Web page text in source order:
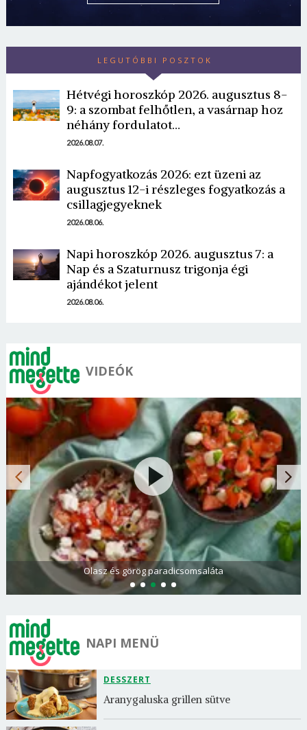
LEGUTÓBBI POSZTOK
Hétvégi horoszkóp 2026. augusztus 8-
9: a szombat felhőtlen, a vasárnap hoz
néhány fordulatot…
2026.08.07.
Napfogyatkozás 2026: ezt üzeni az
augusztus 12-i részleges fogyatkozás a
csillagjegyeknek
2026.08.06.
Napi horoszkóp 2026. augusztus 7: a
Nap és a Szaturnusz trigonja égi
ajándékot jelent
2026.08.06.
VIDEÓK
Olasz és görög paradicsomsaláta
NAPI MENÜ
DESSZERT
Aranygaluska grillen sütve